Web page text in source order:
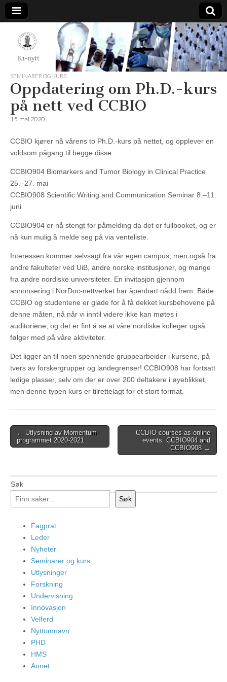
K1-
Nytt
SEMINARER OG KURS
Oppdatering om Ph.D.-kurs
på nett ved CCBIO
15. mai 2020
CCBIO kjører nå vårens to Ph.D.-kurs på nettet, og opplever en
voldsom pågang til begge disse:
CCBIO904 Biomarkers and Tumor Biology in Clinical Practice
25.–27. mai
CCBIO908 Scientific Writing and Communication Seminar 8.–11.
juni
CCBIO904 er nå stengt for påmelding da det er fullbooket, og er
nå kun mulig å melde seg på via venteliste.
Interessen kommer selvsagt fra vår egen campus, men også fra
andre fakulteter ved UiB, andre norske institusjoner, og mange
fra andre nordiske universiteter. En invitasjon gjennom
annonsering i NorDoc-nettverket har åpenbart nådd frem. Både
CCBIO og studentene er glade for å få dekket kursbehovene på
denne måten, nå når vi inntil videre ikke kan møtes i
auditoriene, og det er fint å se at våre nordiske kolleger også
følger med på våre aktiviteter.
Det ligger an til noen spennende gruppearbeider i kursene, på
tvers av forskergrupper og landegrenser! CCBIO908 har fortsatt
ledige plasser, selv om der er over 200 deltakere i øyeblikket,
men denne typen kurs er tilrettelagt for et stort format.
Post
navigation
← Utlysning av Momentum-
programmet 2020-2021
CCBIO courses as online
events: CCBIO904 and
CCBIO908 →
Søk
Søk
Fagprat
Leder
Nyheter
Seminarer og kurs
Utlysninger
Forskning
Undervisning
Innovasjon
Velferd
Nyttomnavn
PHD
HMS
Annet